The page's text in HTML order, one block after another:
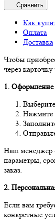
Сравнить
Как
Оплата
Доставка
Чтобы
через карточку
1. Оформление
Нажмите
Наш менеджер
параметры,
заказ.
2.
Если вам
конкретные